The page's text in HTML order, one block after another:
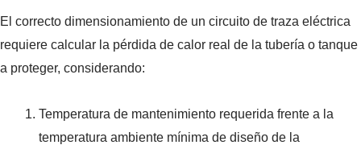
El correcto dimensionamiento de un circuito de traza eléctrica
requiere calcular la pérdida de calor real de la tubería o tanque
a proteger, considerando:
Temperatura de mantenimiento requerida frente a la
temperatura ambiente mínima de diseño de la